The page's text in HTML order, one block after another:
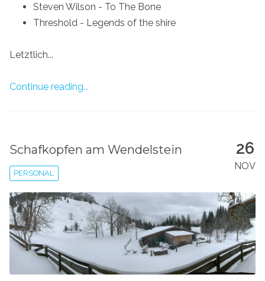
Steven Wilson - To The Bone
Threshold - Legends of the shire
Letztlich...
Continue reading...
26
NOV
Schafkopfen am Wendelstein
PERSONAL